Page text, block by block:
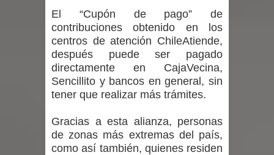
proceso de vacunación escolar
Se activa Código Azul en Talca ante
las bajas temperaturas
GORE Maule figura tercero a nivel
traslados con $133 millones
El “Cupón de pago” de
contribuciones obtenido en los
centros de atención ChileAtiende,
después puede ser pagado
directamente en CajaVecina,
Sencillito y bancos en general, sin
tener que realizar más trámites.
Gracias a esta alianza, personas
de zonas más extremas del país,
como así también, quienes residen